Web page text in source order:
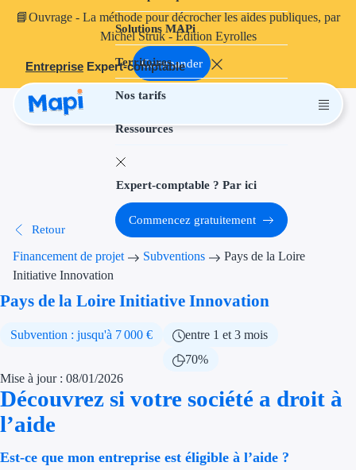
📘Ouvrage - La méthode pour décrocher les aides publiques, par
Michel Struk - Édition Eyrolles
Commander
Entreprise Expert-comptable
Solutions MAPi
Territoires
Nos tarifs
Ressources
Projets finançables
Aides à
Aides
Thématiques
Financement
Aides RSE
Expert-comptable ? Par ici
Commencez gratuitement
Retour
Financement de projet Subventions
Pays de la Loire
Initiative Innovation
Pays de la Loire Initiative Innovation
Subvention : jusqu'à 7 000 €
entre 1 et 3 mois
70%
Mise à jour : 08/01/2026
Découvrez si votre société a droit à
l’aide
Est-ce que mon entreprise est éligible à l’aide ?